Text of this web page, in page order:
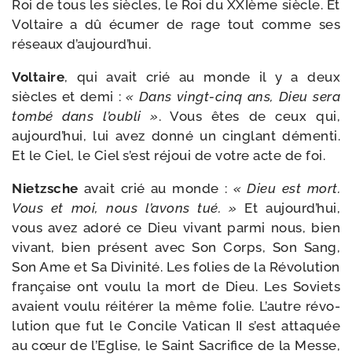
Roi de tous les siècles, le Roi du XXIème siècle. Et
Voltaire a dû écu­mer de rage tout comme ses
réseaux d’aujourd’hui.
Voltaire, qui avait crié au monde il y a deux
siècles et demi :« Dans vingt-​cinq ans, Dieu sera
tom­bé dans l’ou­bli ». Vous êtes de ceux qui,
aujourd’­hui, lui avez don­né un cin­glant démen­ti.
Et le Ciel, le Ciel s’est réjoui de votre acte de foi.
Nietzsche avait crié au monde : « Dieu est mort.
Vous et moi, nous l’a­vons tué. » Et aujourd’­hui,
vous avez ado­ré ce Dieu vivant par­mi nous, bien
vivant, bien pré­sent avec Son Corps, Son Sang,
Son Ame et Sa Divinité. Les folies de la Révolution
fran­çaise ont vou­lu la mort de Dieu. Les Soviets
avaient vou­lu réité­rer la même folie. L’autre révo­
lu­tion que fut le Concile Vatican II s’est atta­quée
au cœur de l’Eglise, le Saint Sacrifice de la Messe,